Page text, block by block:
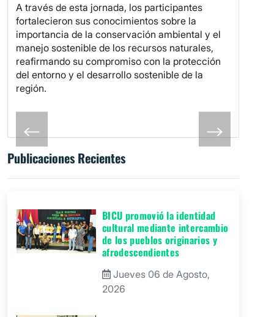
A través de esta jornada, los participantes
fortalecieron sus conocimientos sobre la
importancia de la conservación ambiental y el
manejo sostenible de los recursos naturales,
reafirmando su compromiso con la protección
del entorno y el desarrollo sostenible de la
región.
Publicaciones Recientes
BICU promovió la identidad
cultural mediante intercambio
de los pueblos originarios y
afrodescendientes
Jueves 06 de Agosto,
2026